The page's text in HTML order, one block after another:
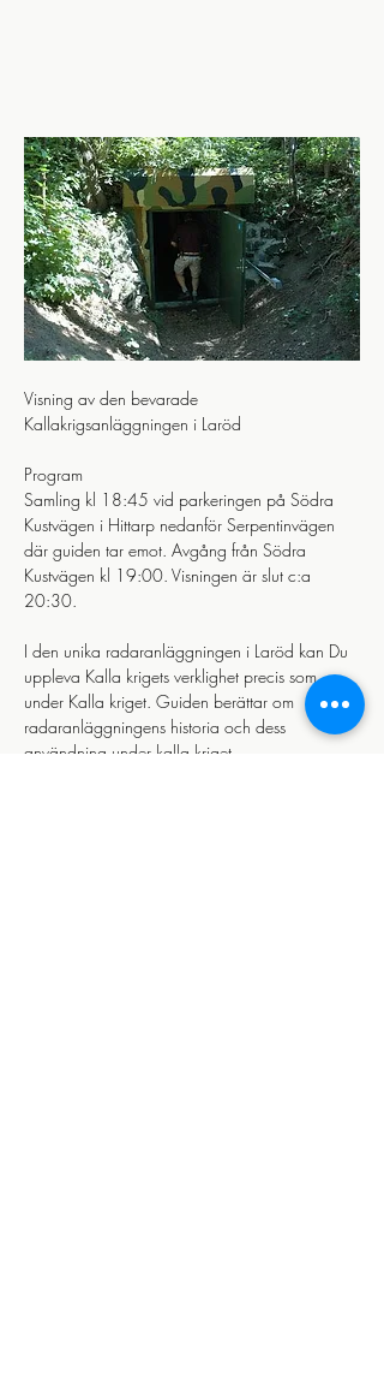
Visning av den bevarade
Kallakrigsanläggningen i Laröd
Program
Samling kl 18:45 vid parkeringen på Södra
Kustvägen i Hittarp nedanför Serpentinvägen
där guiden tar emot. Avgång från Södra
Kustvägen kl 19:00. Visningen är slut c:a
20:30.
I den unika radaranläggningen i Laröd kan Du
uppleva Kalla krigets verklighet precis som
under Kalla kriget. Guiden berättar om
radaranläggningens historia och dess
användning under kalla kriget.